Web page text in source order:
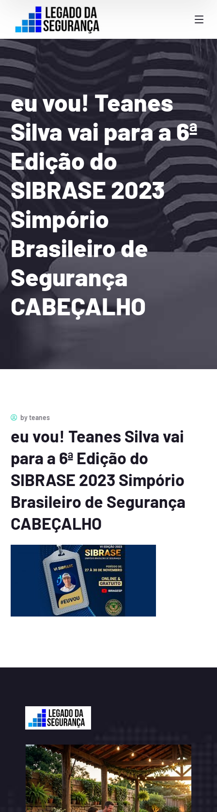
eu vou! Teanes
Silva vai para a 6ª
Edição do
SIBRASE 2023
Simpório
Brasileiro de
Segurança
CABEÇALHO
byteanes
eu vou! Teanes Silva vai
para a 6ª Edição do
SIBRASE 2023 Simpório
Brasileiro de Segurança
CABEÇALHO